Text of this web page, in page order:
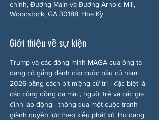
chính, Đường Main và Đường Arnold Mill,
Woodstock, GA 30188, Hoa Kỳ
Giới thiệu về sự kiện
Trump và các đồng minh MAGA của ông ta
đang cố gắng đánh cắp cuộc bầu cử năm
2026 bằng cách bịt miệng cử tri - đặc biệt là
các cộng đồng da màu, người trẻ và các gia
đình lao động - thông qua một cuộc tranh
giành quyền lực theo kiểu phát xít. Họ đang